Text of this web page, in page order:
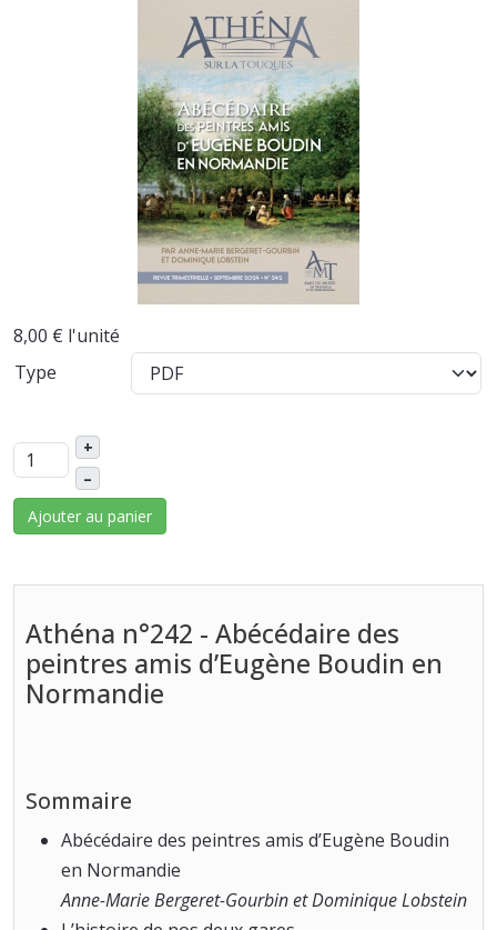
8,00 € l'unité
Type
+
–
Ajouter au panier
Athéna n°242 - Abécédaire des
peintres amis d’Eugène Boudin en
Normandie
Sommaire
Abécédaire des peintres amis d’Eugène Boudin
en Normandie
Anne-Marie Bergeret-Gourbin et Dominique Lobstein